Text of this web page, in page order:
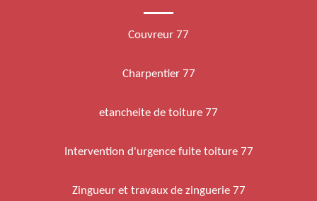
Couvreur 77
Charpentier 77
etancheite de toiture 77
Intervention d'urgence fuite toiture 77
Zingueur et travaux de zinguerie 77